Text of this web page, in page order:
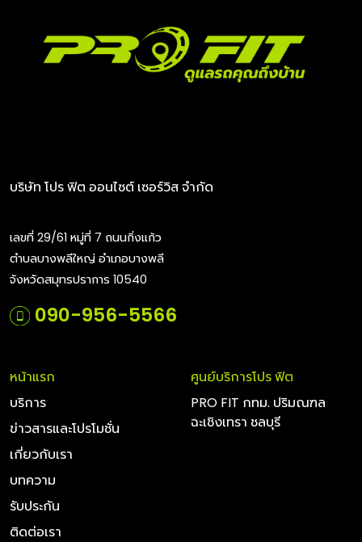
บริษัท โปร ฟิต ออนไซต์ เซอร์วิส จำกัด
เลขที่ 29/61 หมู่ที่ 7 ถนนกิ่งแก้ว
ตำบลบางพลีใหญ่ อำเภอบางพลี
จังหวัดสมุทรปราการ 10540
090-956-5566
หน้าแรก
บริการ
ข่าวสารและโปรโมชั่น
เกี่ยวกับเรา
บทความ
รับประกัน
ติดต่อเรา
ศูนย์บริการโปร ฟิต
PRO FIT กทม. ปริมณฑล
ฉะเชิงเทรา ชลบุรี